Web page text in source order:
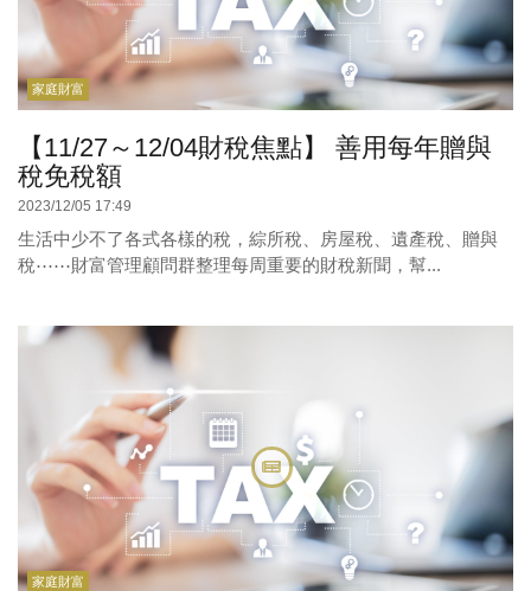
家庭財富
【11/27～12/04財稅焦點】 善用每年贈與
稅免稅額
2023/12/05 17:49
生活中少不了各式各樣的稅，綜所稅、房屋稅、遺產稅、贈與
稅⋯⋯財富管理顧問群整理每周重要的財稅新聞，幫...
家庭財富